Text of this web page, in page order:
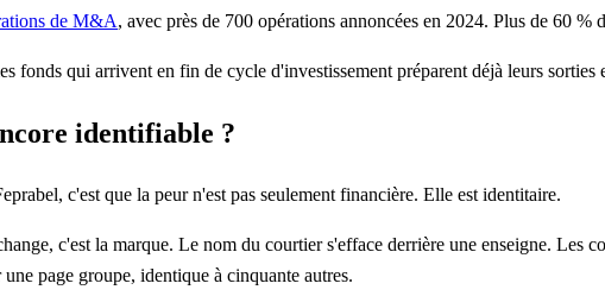
de M&A, avec près de 700 opérations annoncées en 2024. Plus de 60
fonds qui arrivent en fin de cycle d'investissement préparent déjà leurs
identifiable ?
c'est que la peur n'est pas seulement financière. Elle est identitaire.
c'est la marque. Le nom du courtier s'efface derrière une enseigne. Les
page groupe, identique à cinquante autres.